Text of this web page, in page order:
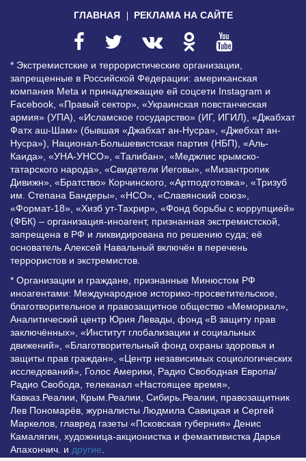
ГЛАВНАЯ РЕКЛАМА НА САЙТЕ
* Экстремистские и террористические организации,
запрещенные в Российской Федерации: американская
компания Meta и принадлежащие ей соцсети Instagram и
Facebook, «Правый сектор», «Украинская повстанческая
армия» (УПА), «Исламское государство» (ИГ, ИГИЛ), «Джабхат
Фатх аш-Шам» (бывшая «Джабхат ан-Нусра», «Джебхат ан-
Нусра»), Национал-Большевистская партия (НБП), «Аль-
Каида», «УНА-УНСО», «Талибан», «Меджлис крымско-
татарского народа», «Свидетели Иеговы», «Мизантропик
Дивижн», «Братство» Корчинского, «Артподготовка», «Тризуб
им. Степана Бандеры», «НСО», «Славянский союз»,
«Формат-18», «Хизб ут-Тахрир», «Фонд борьбы с коррупцией»
(ФБК) – организация-иноагент, признанная экстремистской,
запрещена в РФ и ликвидирована по решению суда; её
основатель Алексей Навальный включён в перечень
террористов и экстремистов.
* Организации и граждане, признанные Минюстом РФ
иноагентами: Международное историко-просветительское,
благотворительное и правозащитное общество «Мемориал»,
Аналитический центр Юрия Левады, фонд «В защиту прав
заключённых», «Институт глобализации и социальных
движений», «Благотворительный фонд охраны здоровья и
защиты прав граждан», «Центр независимых социологических
исследований», Голос Америки, Радио Свободная Европа/
Радио Свобода, телеканал «Настоящее время»,
Кавказ.Реалии, Крым.Реалии, Сибирь.Реалии, правозащитник
Лев Пономарёв, журналисты Людмила Савицкая и Сергей
Маркелов, главред газеты «Псковская губерния» Денис
Камалягин, художница-акционистка и фемактивистка Дарья
Апахончич. и другие